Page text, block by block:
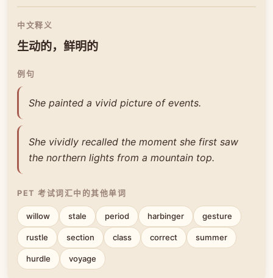
中文释义
生动的，鲜明的
例句
She painted a vivid picture of events.
She vividly recalled the moment she first saw
the northern lights from a mountain top.
PET 考试词汇中的其他单词
willow stale period harbinger gesture
rustle section class correct summer
hurdle voyage